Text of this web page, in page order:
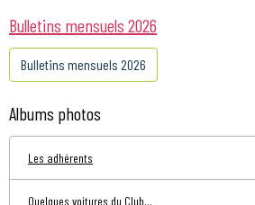
Bulletins mensuels 2026
Bulletins mensuels 2026
Albums photos
Les adhérents
Quelques voitures du Club...